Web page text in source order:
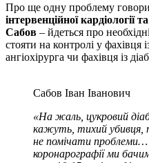
Про ще одну проблему
інтервенційної кардіології
Сабов – йдеться про
стояти на контролі у фахівця
ангіохірурга чи фахівця із
Сабов Іван Іванович
«На жаль, цукровий
кажуть, тихий
не помічати
коронарографії ми